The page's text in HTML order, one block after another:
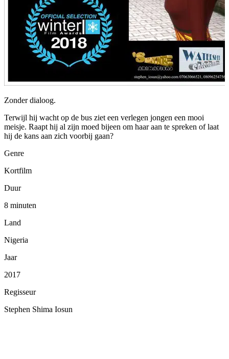
Zonder dialoog.
Terwijl hij wacht op de bus ziet een verlegen jongen een mooi
meisje. Raapt hij al zijn moed bijeen om haar aan te spreken of laat
hij de kans aan zich voorbij gaan?
Genre
Kortfilm
Duur
8 minuten
Land
Nigeria
Jaar
2017
Regisseur
Stephen Shima Iosun